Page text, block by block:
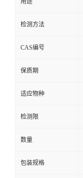
用途
检测方法
CAS编号
保质期
适应物种
检测限
数量
包装规格